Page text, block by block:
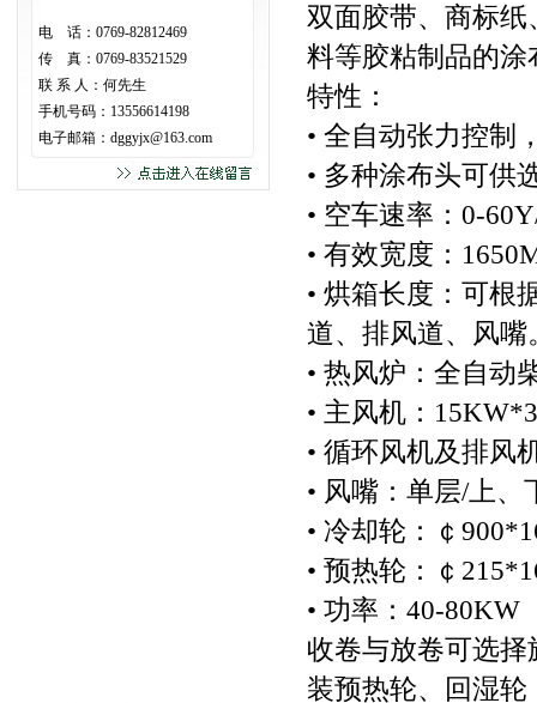
电 话：0769-82812469
传 真：0769-83521529
联 系 人：何先生
手机号码：13556614198
电子邮箱： dggyjx@163.com
双面胶带、商标纸
料等胶粘制品的涂
特性：
• 全自动张力控制
• 多种涂布头可供
• 空车速率：0-
• 有效宽度：
• 烘箱长度：可根
道、排风道、风嘴
• 热风炉：全自动
• 主风机：
• 循环风机及排风
• 风嘴：单层/上、
• 冷却轮：￠
• 预热轮：￠
• 功率：40-80KW
收卷与放卷可选
装预热轮、回湿